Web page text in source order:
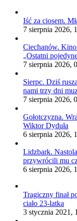
Iść za ciosem.
7 sierpnia 2026,
Ciechanów.
„Ostatni
7 sierpnia 2026,
Sierpc. Dziś
nami trzy dni
7 sierpnia 2026,
Gołotczyzna.
Wiktor Dyduła
6 sierpnia 2026,
Lidzbark.
przywrócili mu
6 sierpnia 2026,
Tragiczny finał
ciało 23-latka
3 stycznia 2021,